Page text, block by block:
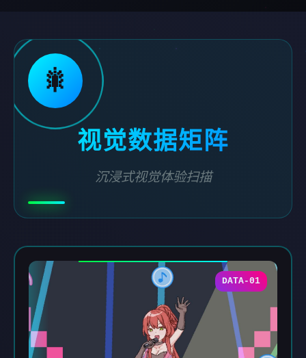
🎇
视觉数据矩阵
沉浸式视觉体验扫描
DATA-01